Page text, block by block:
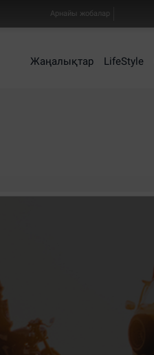
Арнайы жобалар
Жаңалықтар LifeStyle